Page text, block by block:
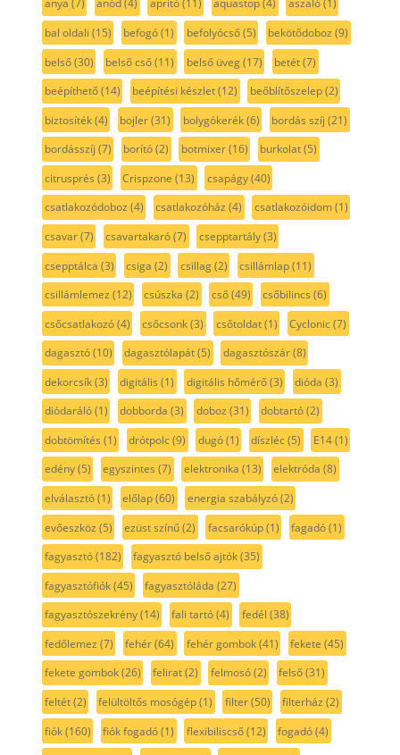
anya (7) anód(4) aprító(11) aquastop(4) aszaló(1)
bal oldali (15) befogó(1) befolyócső(5) bekötődoboz (9)
belső(30) belső cső(11) belső üveg(17) betét(7)
beépíthető(14) beépítési készlet(12) beőblítőszelep(2)
biztosíték(4) bojler(31) bolygókerék(6) bordás szíj (21)
bordásszíj (7) borító(2) botmixer(16) burkolat(5)
citrusprés (3) Crispzone (13) csapágy(40)
csatlakozódoboz (4) csatlakozóház (4) csatlakozóidom(1)
csavar(7) csavartakaró(7) csepptartály(3)
csepptálca (3) csiga (2) csillag(2) csillámlap(11)
csillámlemez (12) csúszka (2) cső(49) csőbilincs (6)
csőcsatlakozó(4) csőcsonk(3) csőtoldat(1) Cyclonic(7)
dagasztó(10) dagasztólapát(5) dagasztószár(8)
dekorcsík(3) digitális (1) digitális hőmérő(3) dióda (3)
diódaráló(1) dobborda (3) doboz (31) dobtartó(2)
dobtömítés (1) drótpolc(9) dugó(1) díszléc(5) E14(1)
edény(5) egyszintes (7) elektronika (13) elektróda (8)
elválasztó(1) előlap(60) energia szabályzó(2)
evőeszköz (5) ezüst színű(2) facsarókúp(1) fagadó(1)
fagyasztó(182) fagyasztó belső ajtók(35)
fagyasztófiók(45) fagyasztóláda (27)
fagyasztószekrény(14) fali tartó(4) fedél (38)
fedőlemez (7) fehér(64) fehér gombok(41) fekete (45)
fekete gombok(26) felirat(2) felmosó(2) felső(31)
feltét(2) felültöltős mosógép(1) filter(50) filterház (2)
fiók(160) fiók fogadó(1) flexibiliscső(12) fogadó(4)